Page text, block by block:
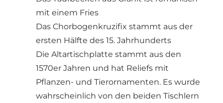
mit einem Fries
Das Chorbogenkruzifix stammt aus der
ersten Hälfte des 15. Jahrhunderts
Die Altartischplatte stammt aus den
1570er Jahren und hat Reliefs mit
Pflanzen- und Tierornamenten. Es wurde
wahrscheinlich von den beiden Tischlern